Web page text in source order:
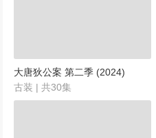
大唐狄公案 第二季 (2024)
古装 | 共30集